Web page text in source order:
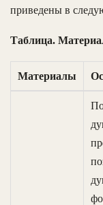
приведены в
Таблица.
Материалы